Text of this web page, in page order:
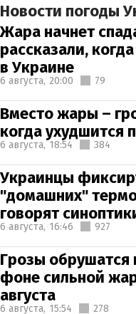
Новости погоды
Жара начнет
рассказали,
в Украине
6 августа, 20:00 79
Вместо жары –
когда ухудшится
6 августа, 18:54 384
Украинцы
"домашних"
говорят
6 августа, 16:46 927
Грозы обрушатся
фоне сильной
августа
6 августа, 15:54 278